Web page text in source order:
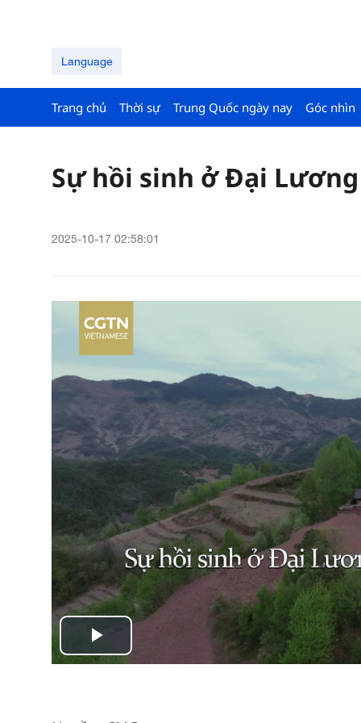
Language
Trang chủ Thời sự Trung Quốc ngày nay Góc nhìn
Sự hồi sinh ở Đại Lương
2025-10-17 02:58:01
Play